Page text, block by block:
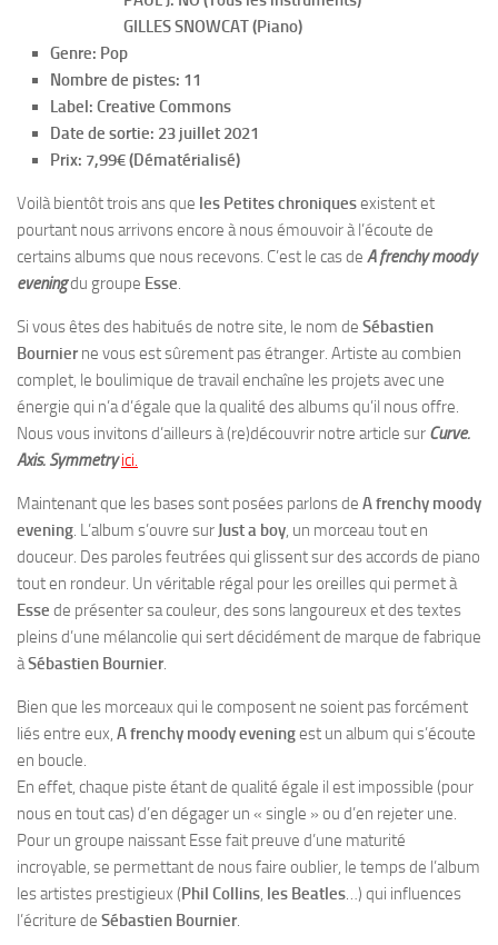
GILLES SNOWCAT (Piano)
Genre: Pop
Nombre de pistes: 11
Label: Creative Commons
Date de sortie: 23 juillet 2021
Prix: 7,99€ (Dématérialisé)
Voilà bientôt trois ans que les Petites chroniquesexistent et
pourtant nous arrivons encore à nous émouvoir à l’écoute de
certains albums que nous recevons. C’est le cas de A frenchy moody
eveningdu groupe Esse.
Si vous êtes des habitués de notre site, le nom de Sébastien
Bournierne vous est sûrement pas étranger. Artiste au combien
complet, le boulimique de travail enchaîne les projets avec une
énergie qui n’a d’égale que la qualité des albums qu’il nous offre.
Nous vous invitons d’ailleurs à (re)découvrir notre article sur Curve.
Axis. Symmetry ici.
Maintenant que les bases sont posées parlons de A frenchy moody
evening. L’album s’ouvre sur Just a boy, un morceau tout en
douceur. Des paroles feutrées qui glissent sur des accords de piano
tout en rondeur. Un véritable régal pour les oreilles qui permet à
Esse de présenter sa couleur, des sons langoureux et des textes
pleins d’une mélancolie qui sert décidément de marque de fabrique
àSébastien Bournier.
Bien que les morceaux qui le composent ne soient pas forcément
liés entre eux, A frenchy moody eveningest un album qui s’écoute
en boucle.
En effet, chaque piste étant de qualité égale il est impossible (pour
nous en tout cas) d’en dégager un « single » ou d’en rejeter une.
Pour un groupe naissant Esse fait preuve d’une maturité
incroyable, se permettant de nous faire oublier, le temps de l’album
les artistes prestigieux (Phil Collins, les Beatles…) qui influences
l’écriture de Sébastien Bournier.